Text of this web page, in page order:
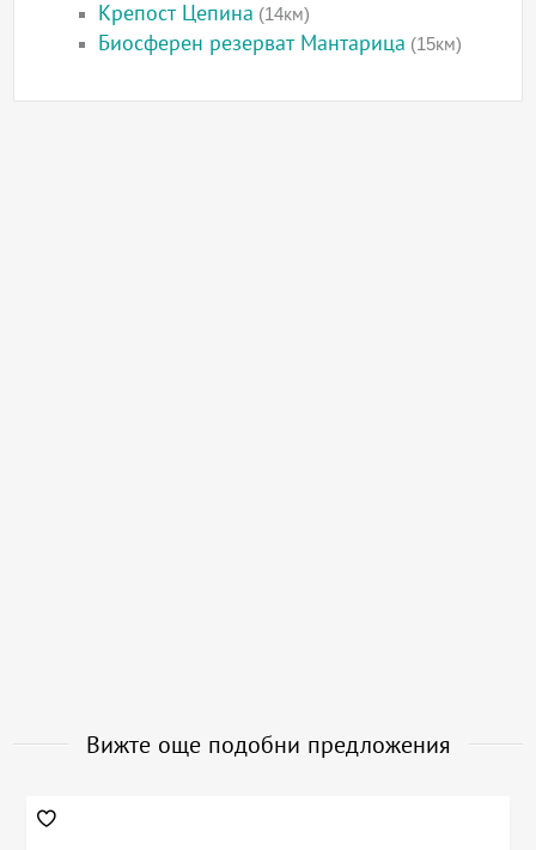
Крепост Цепина (14км)
Биосферен резерват Мантарица (15км)
Вижте още подобни предложения